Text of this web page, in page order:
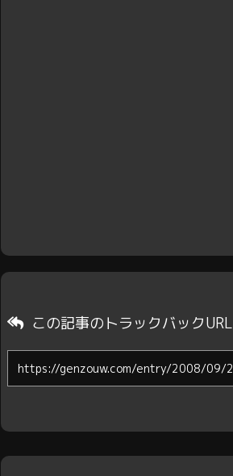
この記事のトラックバックURL